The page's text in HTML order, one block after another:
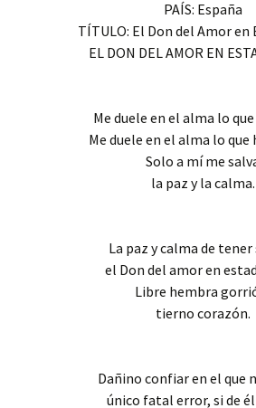
PAÍS: España
TÍTULO: El Don del Amor en
EL DON DEL AMOR EN
Me duele en el alma lo
Me duele en el alma lo que
Solo a mí me
la paz y la calma.
La paz y calma de tener
el Don del amor en
Libre hembra
tierno corazón.
Dañino confiar en el que
único fatal error, si de